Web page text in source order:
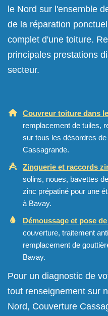
le Nord sur l'ensemble
de la réparation
complet d'une toiture.
principales prestations
secteur.
Couvreur toiture dans
remplacement de tuiles,
sur tous les désordres
Cassagrande.
Zinguerie et raccords
solins, noues, bavettes
zinc prépatiné pour une
à Bavay.
Démoussage et pose
couverture, traitement
remplacement de
Bavay.
Pour un diagnostic de
tout renseignement sur
Nord, Couverture